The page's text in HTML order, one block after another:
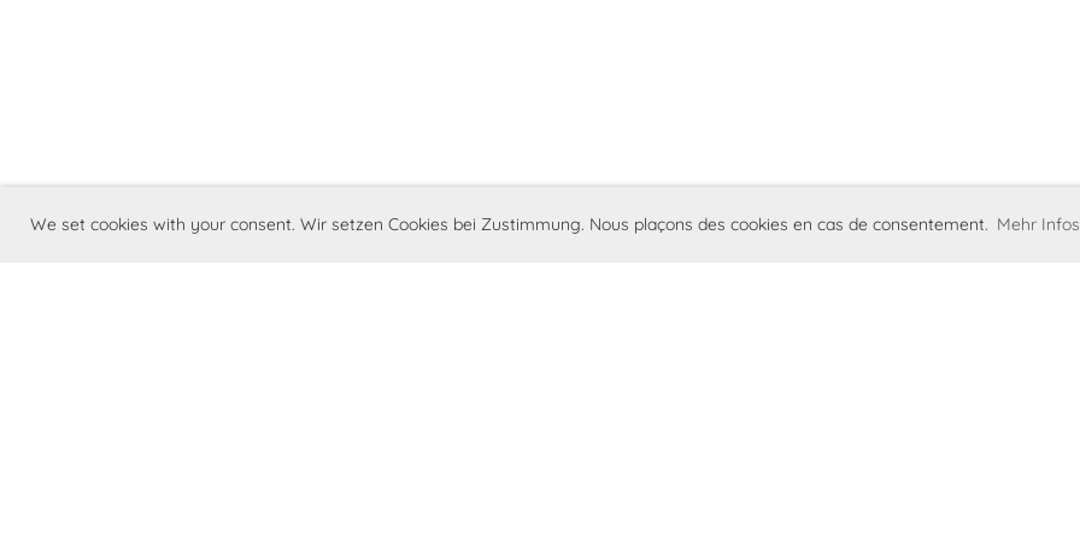
We set cookies with your consent. Wir setzen Cookies bei Zustimmung. Nous plaçons des cookies en cas de consentement. Mehr Infos